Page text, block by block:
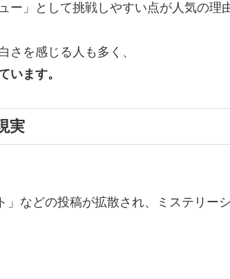
ー」として挑戦しやすい点が人気の理
さを感じる人も多く、
います。
実
などの投稿が拡散され、ミステリー